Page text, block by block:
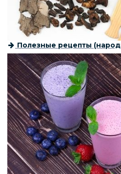
Полезные рецепты